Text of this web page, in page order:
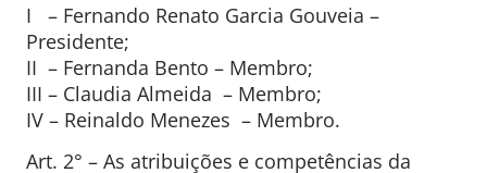
I – Fernando Renato Garcia Gouveia –
Presidente;
II – Fernanda Bento – Membro;
III – Claudia Almeida – Membro;
IV – Reinaldo Menezes – Membro.
Art. 2° – As atribuições e competências da